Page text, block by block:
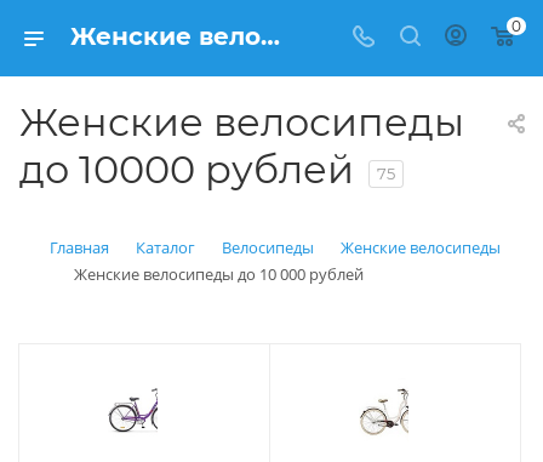
Женские велосипеды до 10000 рублей – купить Velo150.ru, цены 0
Женские велосипеды
до 10000 рублей
75
Главная Каталог Велосипеды
Женские велосипеды
Женские велосипеды до 10 000 рублей